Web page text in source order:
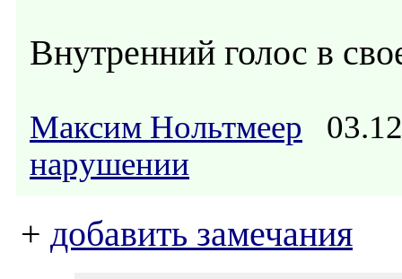
Внутренний голос в
Максим Нольтмеер
нарушении
+ добавить замечания